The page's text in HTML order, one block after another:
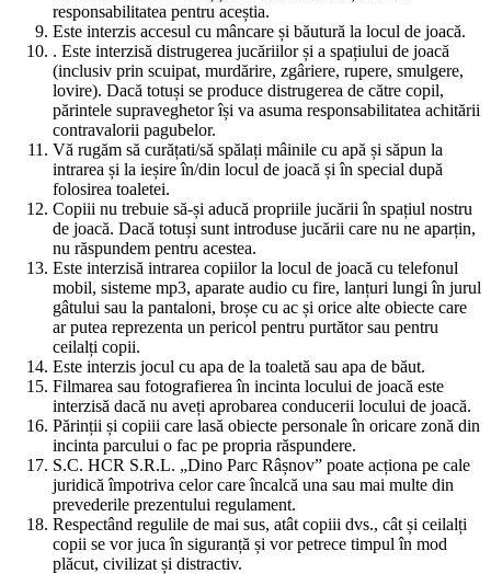
responsabilitatea pentru aceștia.
Este interzis accesul cu mâncare și băutură la locul de joacă.
. Este interzisă distrugerea jucăriilor și a spațiului de joacă
(inclusiv prin scuipat, murdărire, zgâriere, rupere, smulgere,
lovire). Dacă totuși se produce distrugerea de către copil,
părintele supraveghetor își va asuma responsabilitatea achitării
contravalorii pagubelor.
Vă rugăm să curățati/să spălați mâinile cu apă și săpun la
intrarea și la ieșire în/din locul de joacă și în special după
folosirea toaletei.
Copiii nu trebuie să-și aducă propriile jucării în spațiul nostru
de joacă. Dacă totuși sunt introduse jucării care nu ne aparțin,
nu răspundem pentru acestea.
Este interzisă intrarea copiilor la locul de joacă cu telefonul
mobil, sisteme mp3, aparate audio cu fire, lanțuri lungi în jurul
gâtului sau la pantaloni, broșe cu ac și orice alte obiecte care
ar putea reprezenta un pericol pentru purtător sau pentru
ceilalți copii.
Este interzis jocul cu apa de la toaletă sau apa de băut.
Filmarea sau fotografierea în incinta locului de joacă este
interzisă dacă nu aveți aprobarea conducerii locului de joacă.
Părinții și copiii care lasă obiecte personale în oricare zonă din
incinta parcului o fac pe propria răspundere.
S.C. HCR S.R.L. „Dino Parc Râșnov” poate acționa pe cale
juridică împotriva celor care încalcă una sau mai multe din
prevederile prezentului regulament.
Respectând regulile de mai sus, atât copiii dvs., cât și ceilalți
copii se vor juca în siguranță și vor petrece timpul în mod
plăcut, civilizat și distractiv.